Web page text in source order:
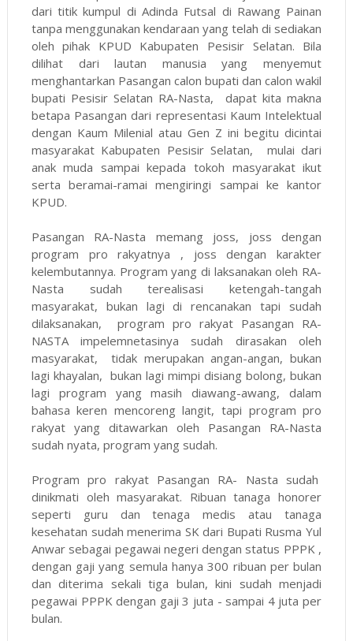
dari titik kumpul di Adinda Futsal di Rawang Painan
tanpa menggunakan kendaraan yang telah di sediakan
oleh pihak KPUD Kabupaten Pesisir Selatan. Bila
dilihat dari lautan manusia yang menyemut
menghantarkan Pasangan calon bupati dan calon wakil
bupati Pesisir Selatan RA-Nasta, dapat kita makna
betapa Pasangan dari representasi Kaum Intelektual
dengan Kaum Milenial atau Gen Z ini begitu dicintai
masyarakat Kabupaten Pesisir Selatan, mulai dari
anak muda sampai kepada tokoh masyarakat ikut
serta beramai-ramai mengiringi sampai ke kantor
KPUD.
Pasangan RA-Nasta memang joss, joss dengan
program pro rakyatnya , joss dengan karakter
kelembutannya. Program yang di laksanakan oleh RA-
Nasta sudah terealisasi ketengah-tangah
masyarakat, bukan lagi di rencanakan tapi sudah
dilaksanakan, program pro rakyat Pasangan RA-
NASTA impelemnetasinya sudah dirasakan oleh
masyarakat, tidak merupakan angan-angan, bukan
lagi khayalan, bukan lagi mimpi disiang bolong, bukan
lagi program yang masih diawang-awang, dalam
bahasa keren mencoreng langit, tapi program pro
rakyat yang ditawarkan oleh Pasangan RA-Nasta
sudah nyata, program yang sudah.
Program pro rakyat Pasangan RA- Nasta sudah
dinikmati oleh masyarakat. Ribuan tanaga honorer
seperti guru dan tenaga medis atau tanaga
kesehatan sudah menerima SK dari Bupati Rusma Yul
Anwar sebagai pegawai negeri dengan status PPPK ,
dengan gaji yang semula hanya 300 ribuan per bulan
dan diterima sekali tiga bulan, kini sudah menjadi
pegawai PPPK dengan gaji 3 juta - sampai 4 juta per
bulan.